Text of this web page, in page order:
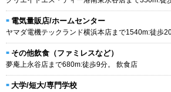
電気量販店/ホームセンター
ヤマダ電機テックランド横浜本店まで1540m:徒歩
その他飲食（ファミレスなど）
夢庵上永谷店まで680m:徒歩9分。 飲食店
大学/短大/専門学校